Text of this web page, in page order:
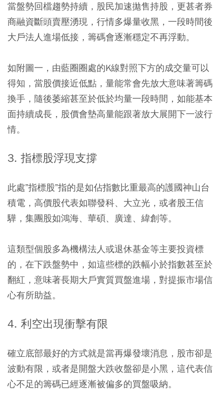
當盤勢回檔趨勢持續，股民加速拋售持股，更甚者券
商融資斷頭賣壓湧現，行情多爆量收黑，一段時間後
大戶法人進場低接，籌碼會逐漸穩定不再浮動。
如附圖一，由藍圈圈處的K線對照下方的成交量可以
得知，當股價接近低點，量能常會先放大意味著籌碼
換手，隨後萎縮甚至於低於均量一段時間，如能基本
面持續成長，股價會墊高量能跟著放大展開下一波行
情。
3. 指標股浮現支撐
此處”指標股”指的是如佔指數比重最高的護國神山台
積電，高價股代表如聯發科、大立光，或者股王信
驊，集團股如鴻海、華碩、廣達、緯創等。
這類型個股多為機構法人或退休基金等主要投資標
的，在下跌盤勢中，如這些標的跌幅小於指數甚至於
翻紅，意味著長期大戶實質買盤進場，對提振市場信
心有所助益。
4. 利空出現衝擊有限
確立底部最好的方式就是當再爆發壞消息，股市卻是
波動有限，或者是開盤大跌收盤卻是小黑，這代表信
心不足的籌碼已經逐漸被偏多的買盤吸納。